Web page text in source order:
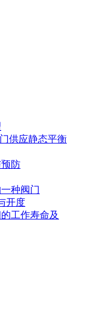
供应静态平衡
防
种阀门
开度
工作寿命及